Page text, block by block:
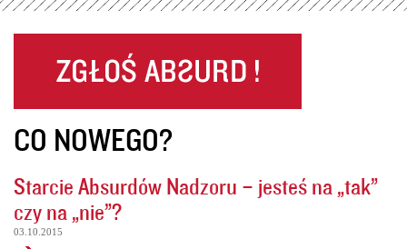
CO NOWEGO?
Starcie Absurdów Nadzoru – jesteś na „tak”
czy na „nie”?
03.10.2015